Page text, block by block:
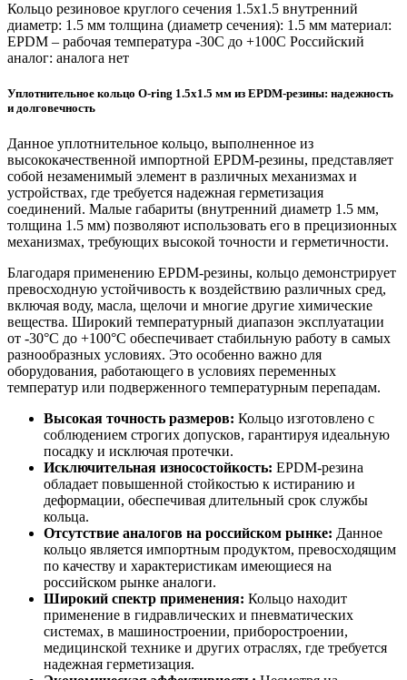
Кольцо резиновое круглого сечения 1.5х1.5 внутренний
диаметр: 1.5 мм толщина (диаметр сечения): 1.5 мм материал:
EPDM – рабочая температура -30C до +100C Российский
аналог: аналога нет
Уплотнительное кольцо O-ring 1.5x1.5 мм из EPDM-резины: надежность
и долговечность
Данное уплотнительное кольцо, выполненное из
высококачественной импортной EPDM-резины, представляет
собой незаменимый элемент в различных механизмах и
устройствах, где требуется надежная герметизация
соединений. Малые габариты (внутренний диаметр 1.5 мм,
толщина 1.5 мм) позволяют использовать его в прецизионных
механизмах, требующих высокой точности и герметичности.
Благодаря применению EPDM-резины, кольцо демонстрирует
превосходную устойчивость к воздействию различных сред,
включая воду, масла, щелочи и многие другие химические
вещества. Широкий температурный диапазон эксплуатации
от -30°C до +100°C обеспечивает стабильную работу в самых
разнообразных условиях. Это особенно важно для
оборудования, работающего в условиях переменных
температур или подверженного температурным перепадам.
Высокая точность размеров: Кольцо изготовлено с
соблюдением строгих допусков, гарантируя идеальную
посадку и исключая протечки.
Исключительная износостойкость: EPDM-резина
обладает повышенной стойкостью к истиранию и
деформации, обеспечивая длительный срок службы
кольца.
Отсутствие аналогов на российском рынке: Данное
кольцо является импортным продуктом, превосходящим
по качеству и характеристикам имеющиеся на
российском рынке аналоги.
Широкий спектр применения: Кольцо находит
применение в гидравлических и пневматических
системах, в машиностроении, приборостроении,
медицинской технике и других отраслях, где требуется
надежная герметизация.